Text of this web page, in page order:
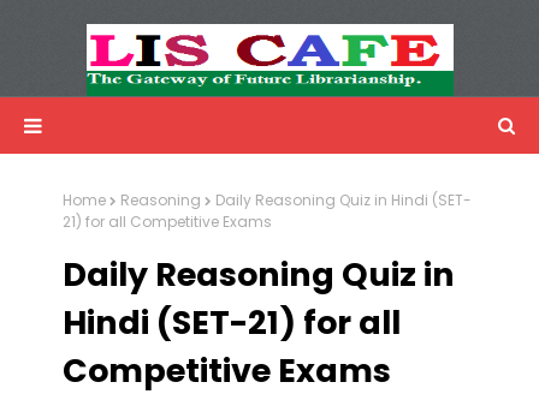
Advertisemnet
Home Reasoning
Daily Reasoning Quiz in Hindi (SET-
21) for all Competitive Exams
Daily Reasoning Quiz in
Hindi (SET-21) for all
Competitive Exams